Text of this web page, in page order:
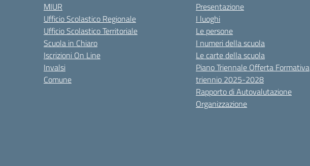
MIUR
Ufficio Scolastico Regionale
Ufficio Scolastico Territoriale
Scuola in Chiaro
Iscrizioni On Line
Invalsi
Comune
Presentazione
I luoghi
Le persone
I numeri della scuola
Le carte della scuola
Piano Triennale Offerta Formativa
triennio 2025-2028
Rapporto di Autovalutazione
Organizzazione